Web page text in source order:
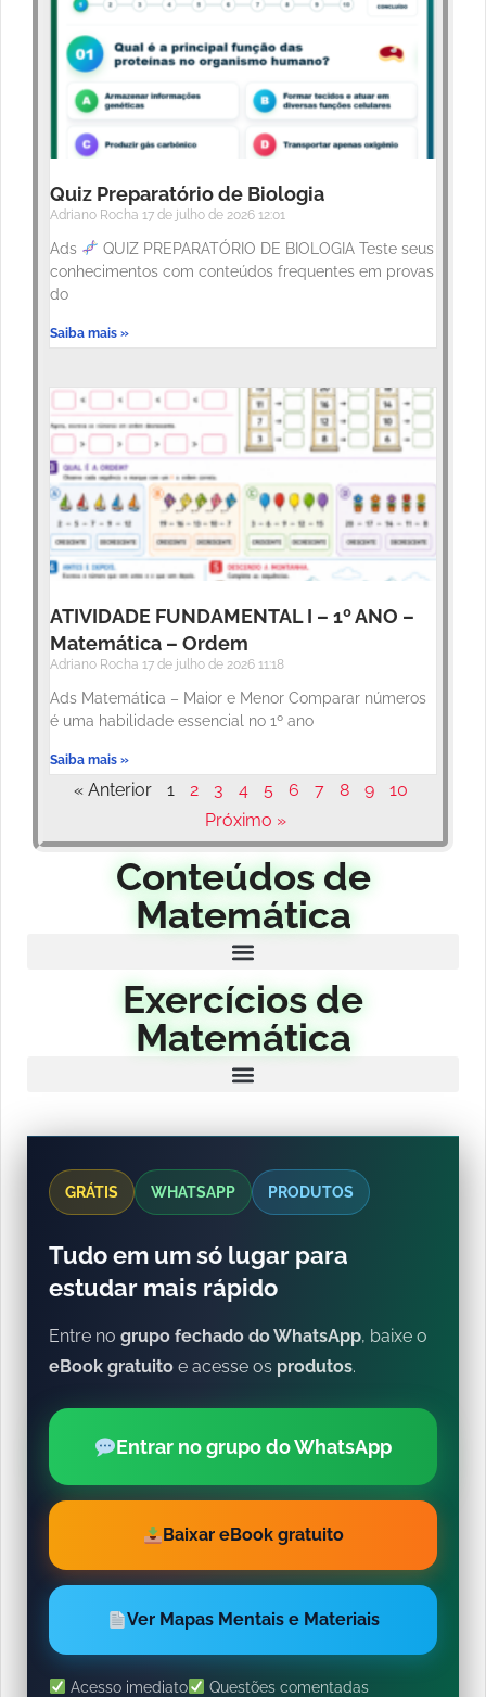
Quiz Preparatório de Biologia
Adriano Rocha 17 de julho de 2026 12:01
Ads
QUIZ PREPARATÓRIO DE BIOLOGIA Teste seus
conhecimentos com conteúdos frequentes em provas
do
Saiba mais »
ATIVIDADE FUNDAMENTAL I – 1º ANO –
Matemática – Ordem
Adriano Rocha 17 de julho de 2026 11:18
Ads Matemática – Maior e Menor Comparar números
é uma habilidade essencial no 1º ano
Saiba mais »
« Anterior 1 2 3 4 5 6 7 8 9
10
Próximo »
Conteúdos de
Matemática
Exercícios de
Matemática
GRÁTIS WHATSAPP PRODUTOS
Tudo em um só lugar para
estudar mais rápido
Entre no grupo fechado do WhatsApp, baixe o
eBook gratuito e acesse os produtos.
Entrar no grupo do WhatsApp
Baixar eBook gratuito
Ver Mapas Mentais e Materiais
Acesso imediato Questões comentadas